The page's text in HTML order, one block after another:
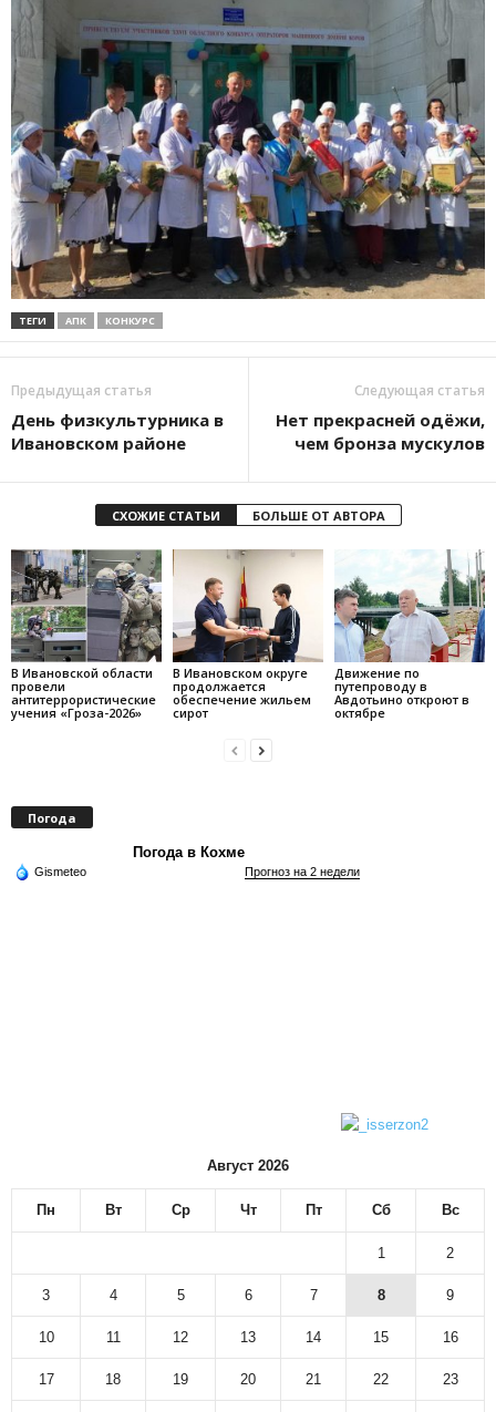
ТЕГИ АПК КОНКУРС
Предыдущая статья
День физкультурника в
Ивановском районе
Следующая статья
Нет прекрасней одёжи,
чем бронза мускулов
СХОЖИЕ СТАТЬИ БОЛЬШЕ ОТ АВТОРА
В Ивановской области
провели
антитеррористические
учения «Гроза-2026»
В Ивановском округе
продолжается
обеспечение жильем
сирот
Движение по
путепроводу в
Авдотьино откроют в
октябре
Погода
Погода в Кохме
Gismeteo Прогноз на 2 недели
Август 2026
Пн Вт Ср Чт Пт Сб Вс
1 2
3 4 5 6 7 8 9
10 11 12 13 14 15 16
17 18 19 20 21 22 23